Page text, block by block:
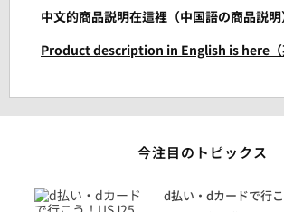
中文的商品説明在這裡（中国語の商品説明
Product description in English is here（
今注目のトピックス
d払い・dカードで行こ